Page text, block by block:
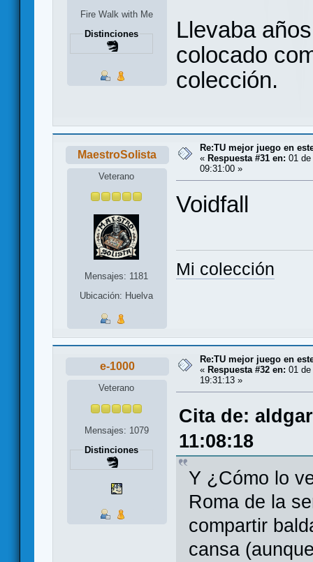
Fire Walk with Me
Distinciones
Llevaba
colocado
colección.
MaestroSolista
Veterano
Mensajes: 1181
Ubicación: Huelva
Re:TU mejor juego en
« Respuesta #31 en: 01 de
09:31:00 »
Voidfall
Mi colección
e-1000
Veterano
Mensajes: 1079
Distinciones
Re:TU mejor juego en
« Respuesta #32 en: 01 de
19:31:13 »
Cita de:
11:08:18
Y ¿Cómo lo
Roma de la
compartir
cansa